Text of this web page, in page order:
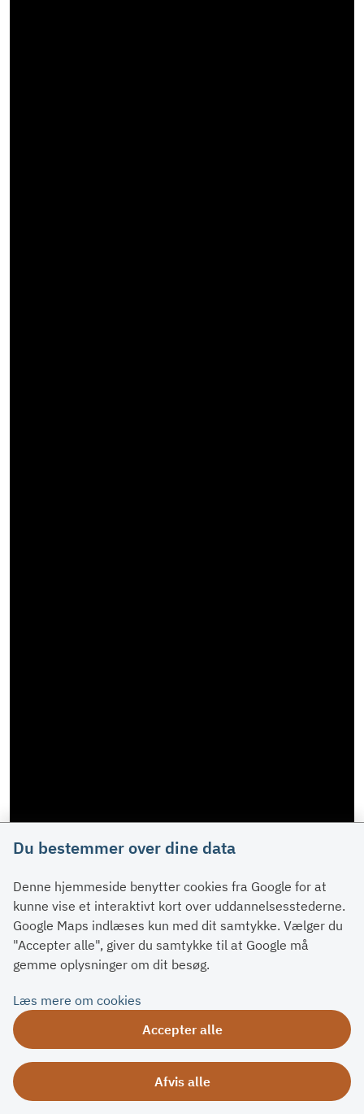
Du bestemmer over dine data
Denne hjemmeside benytter cookies fra Google for at
kunne vise et interaktivt kort over uddannelsesstederne.
Google Maps indlæses kun med dit samtykke. Vælger du
"Accepter alle", giver du samtykke til at Google må
gemme oplysninger om dit besøg.
Læs mere om cookies
Accepter alle
Afvis alle